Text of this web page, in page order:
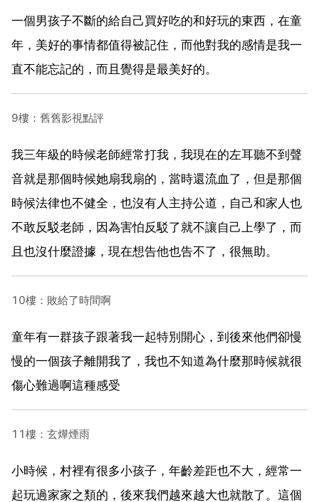
一個男孩子不斷的給自己買好吃的和好玩的東西，在童
年，美好的事情都值得被記住，而他對我的感情是我一
直不能忘記的，而且覺得是最美好的。
9樓：舊舊影視點評
我三年級的時候老師經常打我，我現在的左耳聽不到聲
音就是那個時候她扇我扇的，當時還流血了，但是那個
時候法律也不健全，也沒有人主持公道，自己和家人也
不敢反駁老師，因為害怕反駁了就不讓自己上學了，而
且也沒什麼證據，現在想告他也告不了，很無助。
10樓：敗給了時間啊
童年有一群孩子跟著我一起特別開心，到後來他們卻慢
慢的一個孩子離開我了，我也不知道為什麼那時候就很
傷心難過啊這種感受
11樓：玄燁煙雨
小時候，村裡有很多小孩子，年齡差距也不大，經常一
起玩過家家之類的，後來我們越來越大也就散了。這個